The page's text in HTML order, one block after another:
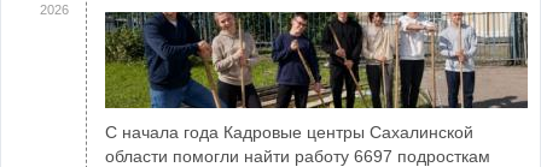
2026
С начала года Кадровые центры Сахалинской
области помогли найти работу 6697 подросткам